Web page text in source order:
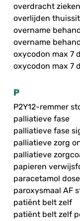
overdracht
overlijden
overname
overname
oxycodon max 7
oxycodon max 7
P
P2Y12-remmer
palliatieve fase
palliatieve fase
palliatieve zorg
palliatieve
papieren
paracetamol
paroxysmaal AF
patiënt belt zelf
patiënt belt zelf